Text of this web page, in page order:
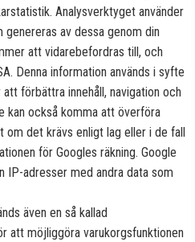
Analysverktyget använder
av dessa genom din
att vidarebefordras till, och
Denna information används i syfte
förbättra innehåll, navigation och
kan också komma att överföra
om det krävs enligt lag eller i de fall
för Googles räkning. Google
IP-adresser med andra data som
även en så kallad
att möjliggöra varukorgsfunktionen